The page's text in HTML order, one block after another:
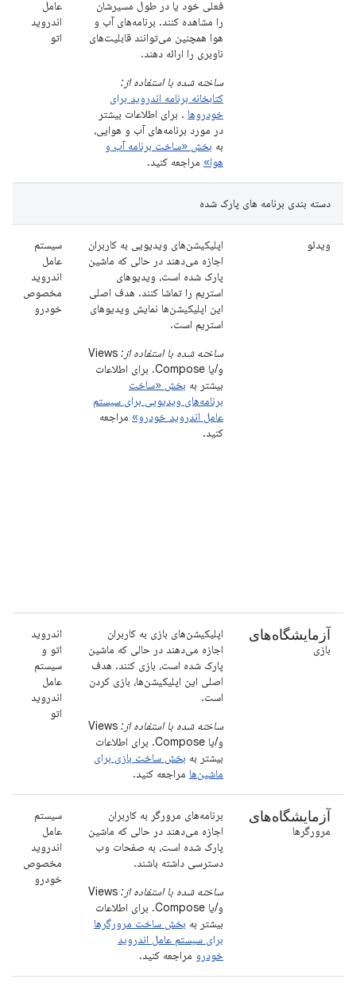
فعلی خود یا در طول مسیرشان
را مشاهده کنند. برنامه‌های آب و
هوا همچنین می‌توانند قابلیت‌های
ناوبری را ارائه دهند.
ساخته شده با استفاده از:
کتابخانه برنامه اندروید برای
خودروها . برای اطلاعات بیشتر
در مورد برنامه‌های آب و هوایی،
به بخش «ساخت برنامه آب و
هوا» مراجعه کنید.
عامل
اندروید
اتو
دسته بندی برنامه های پارک شده
ویدئو
اپلیکیشن‌های ویدیویی به کاربران
اجازه می‌دهند در حالی که ماشین
پارک شده است، ویدیوهای
استریم را تماشا کنند. هدف اصلی
این اپلیکیشن‌ها نمایش ویدیوهای
استریم است.
ساخته شده با استفاده از: Views
و/یا Compose. برای اطلاعات
بیشتر به بخش «ساخت
برنامه‌های ویدیویی برای سیستم
عامل اندروید خودرو» مراجعه
کنید.
سیستم
عامل
اندروید
مخصوص
خودرو
آزمایشگاه‌های
بازی
اپلیکیشن‌های بازی به کاربران
اجازه می‌دهند در حالی که ماشین
پارک شده است، بازی کنند. هدف
اصلی این اپلیکیشن‌ها، بازی کردن
است.
ساخته شده با استفاده از: Views
و/یا Compose. برای اطلاعات
بیشتر به بخش ساخت بازی برای
ماشین‌ها مراجعه کنید.
اندروید
اتو و
سیستم
عامل
اندروید
اتو
آزمایشگاه‌های
مرورگرها
برنامه‌های مرورگر به کاربران
اجازه می‌دهند در حالی که ماشین
پارک شده است، به صفحات وب
دسترسی داشته باشند.
ساخته شده با استفاده از: Views
و/یا Compose. برای اطلاعات
بیشتر به بخش ساخت مرورگرها
برای سیستم عامل اندروید
خودرو مراجعه کنید.
سیستم
عامل
اندروید
مخصوص
خودرو